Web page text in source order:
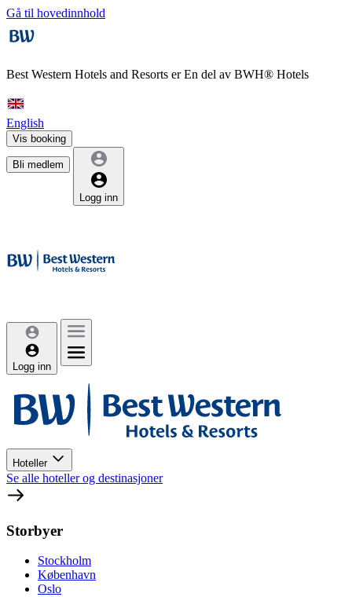
Gå til hovedinnhold
Best Western Hotels and Resorts erEn del av BWH® Hotels
English
Vis booking
Bli medlem
Logg inn
Logg inn
Hoteller
Se alle hoteller og destinasjoner
Storbyer
Stockholm
København
Oslo